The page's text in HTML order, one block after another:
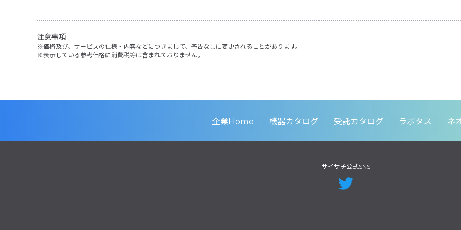
注意事項
価格及び、サービスの仕様・内容などにつきまして、予告なしに変更されることがあります。
表示している参考価格に消費税等は含まれておりません。
企業Home 機器カタログ 受託カタログ ラボタス ネ
サイサチ公式SNS